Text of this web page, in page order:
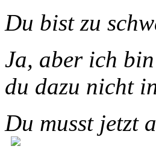
Du bist zu
Ja, aber ich
du dazu nicht
Du musst jetzt